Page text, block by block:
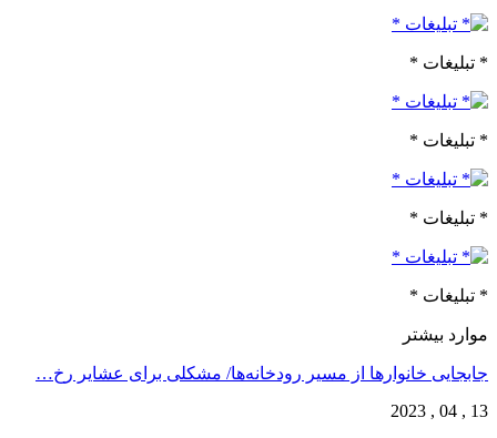
* تبلیغات *
* تبلیغات *
* تبلیغات *
* تبلیغات *
موارد بیشتر
جابجایی خانوارها از مسیر رودخانه‌ها/ مشکلی برای عشایر رخ…
13 , 04 , 2023